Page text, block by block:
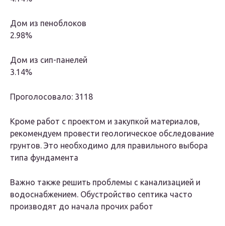
Дом из пеноблоков
2.98%
Дом из сип-панелей
3.14%
Проголосовало: 3118
Кроме работ с проектом и закупкой материалов,
рекомендуем провести геологическое обследование
грунтов. Это необходимо для правильного выбора
типа фундамента
Важно также решить проблемы с канализацией и
водоснабжением. Обустройство септика часто
производят до начала прочих работ